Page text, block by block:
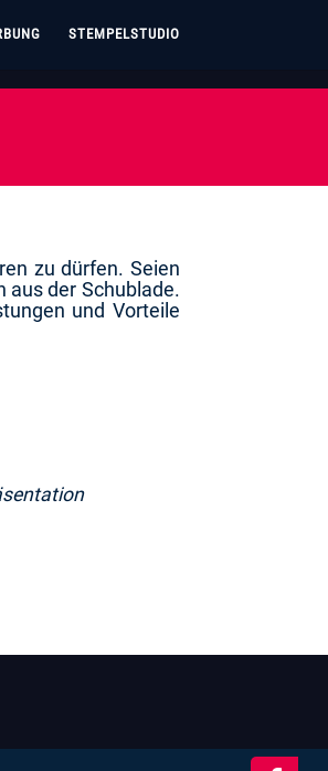
STEMPELSTUDIO
zu dürfen. Seien
aus der Schublade.
und Vorteile